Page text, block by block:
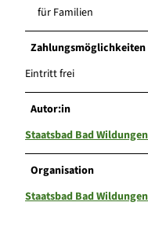
für Familien
Zahlungsmöglichkeiten
Eintritt frei
Autor:in
Staatsbad Bad
Organisation
Staatsbad Bad